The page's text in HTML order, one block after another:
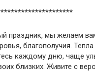
праздник, мы желаем
благополучия.
каждому дню, чаще
близких. Живите с